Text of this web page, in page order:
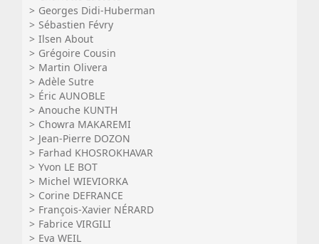
Georges Didi-Huberman
Sébastien Févry
Ilsen About
Grégoire Cousin
Martin Olivera
Adèle Sutre
Éric AUNOBLE
Anouche KUNTH
Chowra MAKAREMI
Jean-Pierre DOZON
Farhad KHOSROKHAVAR
Yvon LE BOT
Michel WIEVIORKA
Corine DEFRANCE
François-Xavier NÉRARD
Fabrice VIRGILI
Eva WEIL